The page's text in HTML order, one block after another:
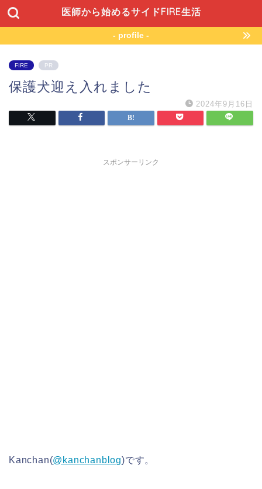
医師から始めるサイドFIRE生活
- profile -
FIRE PR
保護犬迎え入れました
2024年9月16日
スポンサーリンク
Kanchan(@kanchanblog)です。